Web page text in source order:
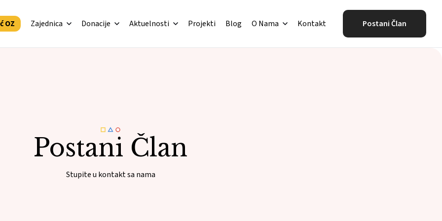
OZ Zajednica Donacije Aktuelnosti Projekti Blog O Nama Kontakt Postani Član
Postani Član
Stupite u kontakt sa nama